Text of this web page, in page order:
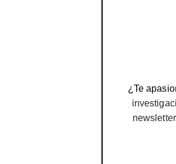
¿Te